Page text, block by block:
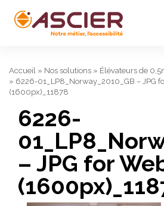
Accueil » Nos solutions » Élévateurs de
» 6226-01_LP8_Norway_2010_GB – JPG
(1600px)_11878
6226-
– JPG for